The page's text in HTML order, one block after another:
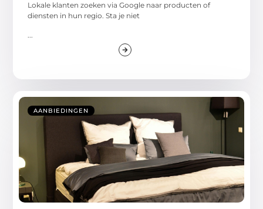
Lokale klanten zoeken via Google naar producten of
diensten in hun regio. Sta je niet
AANBIEDINGEN